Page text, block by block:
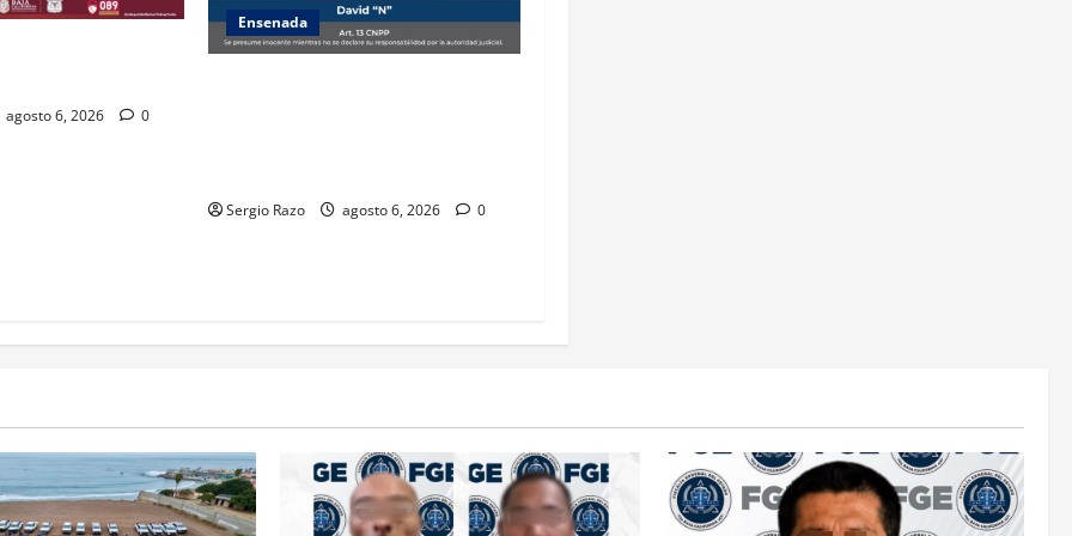
agosto 6, 2026 0
Ensenada
Sergio Razo agosto 6, 2026 0